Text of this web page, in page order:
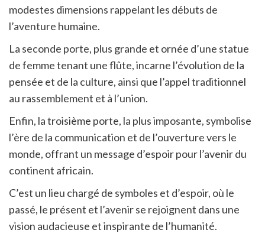
modestes dimensions rappelant les débuts de
l’aventure humaine.
La seconde porte, plus grande et ornée d’une statue
de femme tenant une flûte, incarne l’évolution de la
pensée et de la culture, ainsi que l’appel traditionnel
au rassemblement et à l’union.
Enfin, la troisième porte, la plus imposante, symbolise
l’ère de la communication et de l’ouverture vers le
monde, offrant un message d’espoir pour l’avenir du
continent africain.
C’est un lieu chargé de symboles et d’espoir, où le
passé, le présent et l’avenir se rejoignent dans une
vision audacieuse et inspirante de l’humanité.